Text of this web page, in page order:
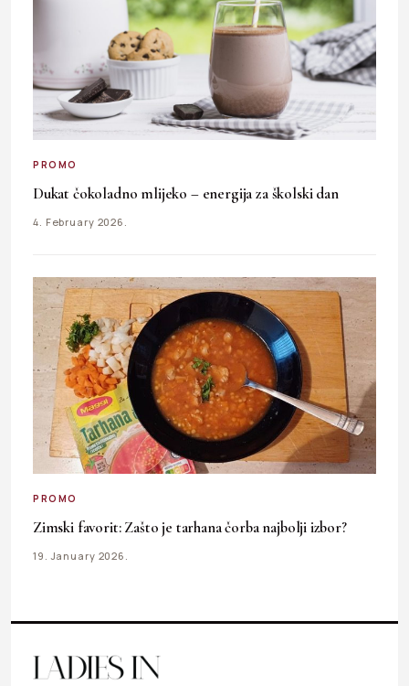
PROMO
Dukat čokoladno mlijeko – energija za školski dan
4. February 2026.
PROMO
Zimski favorit: Zašto je tarhana čorba najbolji izbor?
19. January 2026.